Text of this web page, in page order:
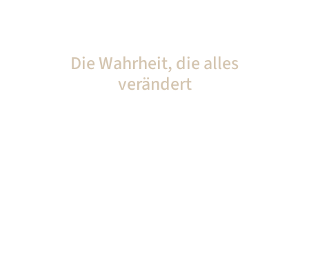
Die Wahrheit, die alles
verändert